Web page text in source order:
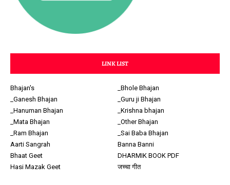
LINK LIST
Bhajan's
_Bhole Bhajan
_Ganesh Bhajan
_Guru ji Bhajan
_Hanuman Bhajan
_Krishna bhajan
_Mata Bhajan
_Other Bhajan
_Ram Bhajan
_Sai Baba Bhajan
Aarti Sangrah
Banna Banni
Bhaat Geet
DHARMIK BOOK PDF
Hasi Mazak Geet
जच्चा गीत